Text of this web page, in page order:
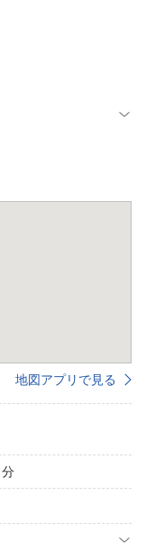
地図アプリで見る